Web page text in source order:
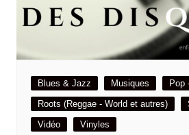
Blues & Jazz Musiques
Pop
Roots (Reggae - World et autres)
Vidéo
Vinyles